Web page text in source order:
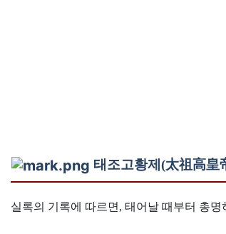
태조고황제(太祖高皇
실록의 기록에 따르면, 태어날 때부터 총